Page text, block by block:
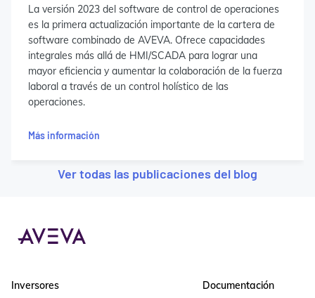
La versión 2023 del software de control de operaciones
es la primera actualización importante de la cartera de
software combinado de AVEVA. Ofrece capacidades
integrales más allá de HMI/SCADA para lograr una
mayor eficiencia y aumentar la colaboración de la fuerza
laboral a través de un control holístico de las
operaciones.
Más información
Ver todas las publicaciones del blog
Inversores
Documentación